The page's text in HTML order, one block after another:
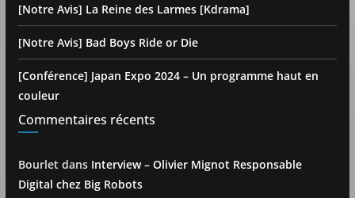
[Notre Avis] La Reine des Larmes [Kdrama]
[Notre Avis] Bad Boys Ride or Die
[Conférence] Japan Expo 2024 – Un programme haut en
couleur
Commentaires récents
Bourlet dans Interview – Olivier Mignot Responsable
Digital chez Big Robots